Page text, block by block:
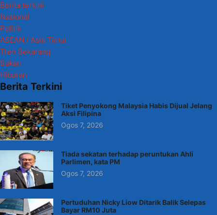
Berita terkini
Nasional
Politik
ASEAN / Asia Timur
Tren Sekarang
Sukan
Hiburan
Berita Terkini
Tiket Penyokong Malaysia Habis Dijual Jelang
Aksi Filipina
Ogos 7, 2026
Tiada sekatan terhadap peruntukan Ahli
Parlimen, kata PM
Ogos 7, 2026
Pertuduhan Nicky Liow Ditarik Balik Selepas
Bayar RM10 Juta